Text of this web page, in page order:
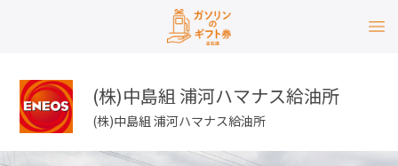
(株)中島組 浦河ハマナス給油所
(株)中島組 浦河ハマナス給油所